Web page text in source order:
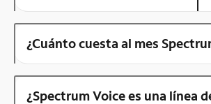
¿Cuánto cuesta al mes
¿Spectrum Voice es una línea